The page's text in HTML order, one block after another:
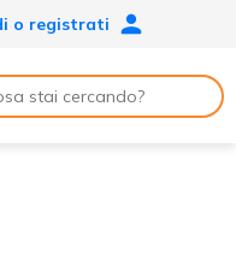
o registrati